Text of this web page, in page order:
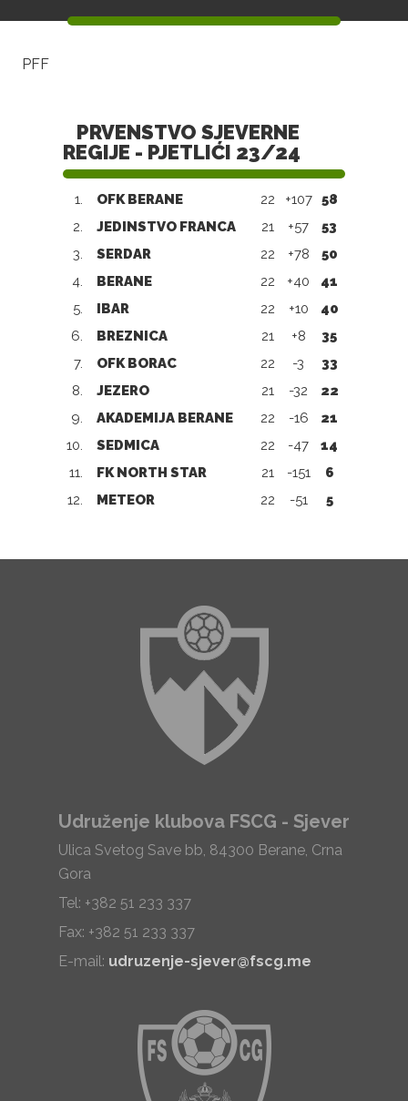
PFF
PRVENSTVO SJEVERNE
REGIJE - PJETLIĆI 23/24
1. OFK BERANE 22 +107 58
2.
JEDINSTVO FRANCA 21 +57
53
3.
SERDAR 22 +78
50
4.
BERANE 22 +40
41
5.
IBAR 22 +10
40
6.
BREZNICA 21 +8
35
7.
OFK BORAC 22 -3
33
8.
JEZERO 21 -32
22
9.
AKADEMIJA BERANE 22 -16
21
10.
SEDMICA 22 -47
14
11.
FK NORTH STAR 21 -151
6
12.
METEOR 22 -51 5
Udruženje klubova FSCG - Sjever
Ulica Svetog Save bb, 84300 Berane, Crna
Gora
Tel: +382 51 233 337
Fax: +382 51 233 337
E-mail: udruzenje-sjever@fscg.me